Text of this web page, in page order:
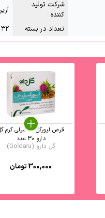
شرکت تولید
کننده
تعداد در بسته ۳۲
قرص لیورگل 70 میلی
دارو 30 عدد
گل دارو (Goldaru)
300,000تومان